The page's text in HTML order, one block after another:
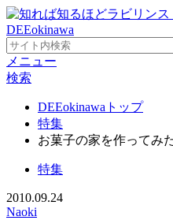
メニュー
検索
DEEokinawaトップ
特集
お菓子の家を作ってみ
特集
2010.09.24
Naoki